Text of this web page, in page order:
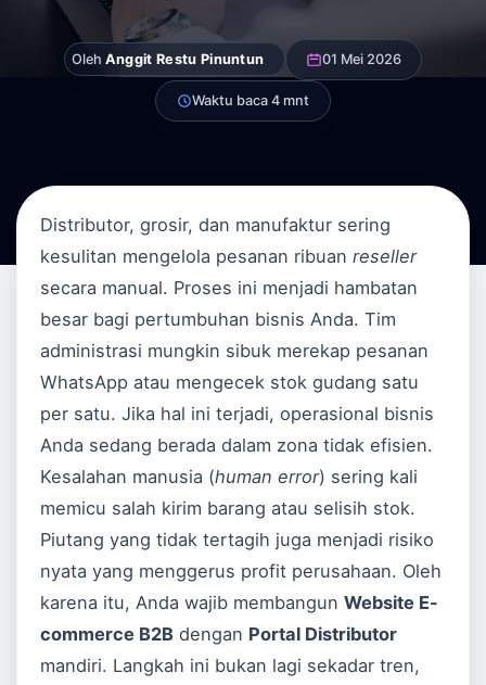
Oleh Anggit Restu Pinuntun 01 Mei 2026
Waktu baca 4 mnt
Distributor, grosir, dan manufaktur sering
kesulitan mengelola pesanan ribuanreseller
secara manual. Proses ini menjadi hambatan
besar bagi pertumbuhan bisnis Anda. Tim
administrasi mungkin sibuk merekap pesanan
WhatsApp atau mengecek stok gudang satu
per satu. Jika hal ini terjadi, operasional bisnis
Anda sedang berada dalam zona tidak efisien.
Kesalahan manusia (human error) sering kali
memicu salah kirim barang atau selisih stok.
Piutang yang tidak tertagih juga menjadi risiko
nyata yang menggerus profit perusahaan. Oleh
karena itu, Anda wajib membangunWebsite E-
commerce B2B dengan Portal Distributor
mandiri. Langkah ini bukan lagi sekadar tren,